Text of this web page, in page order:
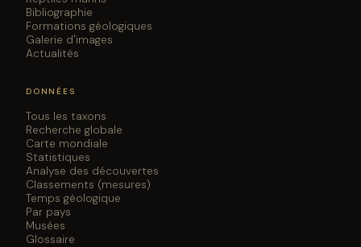
Bibliographie
Formations géologiques
Galerie d'images
Actualités
DONNÉES
Tous les taxons
Recherche globale
Carte mondiale
Statistiques
Analyse des découvertes
Classements (mesures)
Temps géologique
Par pays
Musées
Glossaire